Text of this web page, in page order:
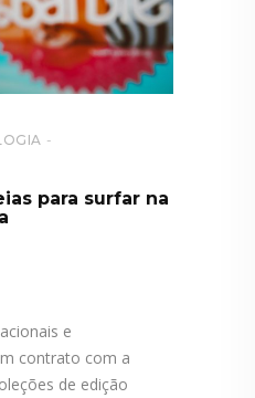
para surfar na
e
contrato com a
de edição